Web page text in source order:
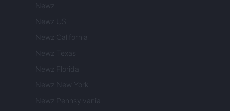
Newz
Newz US
Newz California
Newz Texas
Newz Florida
Newz New York
Newz Pennsylvania